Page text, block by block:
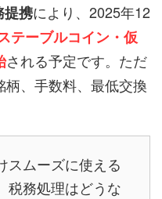
提携により、2025年12
テーブルコイン・仮
される予定です。ただ
柄、手数料、最低交換
スムーズに使える
税務処理はどうな